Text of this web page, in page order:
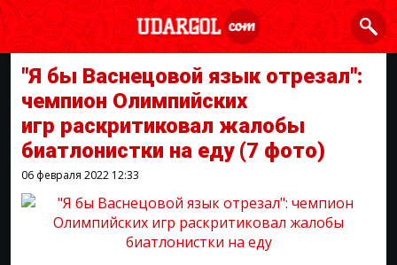
"Я бы Васнецовой язык отрезал":
чемпион Олимпийских
игр раскритиковал жалобы
биатлонистки на еду (7 фото)
06 февраля 2022 12:33